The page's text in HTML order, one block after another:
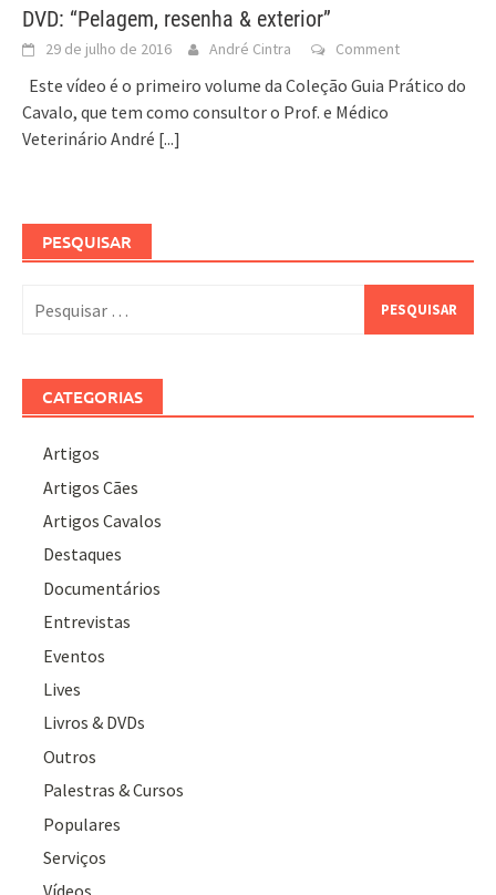
DVD: “Pelagem, resenha & exterior”
29 de julho de 2016 André Cintra Comment
Este vídeo é o primeiro volume da Coleção Guia Prático do
Cavalo, que tem como consultor o Prof. e Médico
Veterinário André [...]
PESQUISAR
por:
CATEGORIAS
Artigos
Artigos Cães
Artigos Cavalos
Destaques
Documentários
Entrevistas
Eventos
Lives
Livros & DVDs
Outros
Palestras & Cursos
Populares
Serviços